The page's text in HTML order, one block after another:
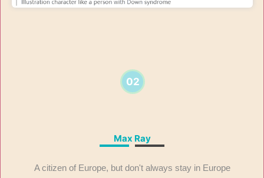
02
Max Ray
A citizen of Europe, but don't always stay in Europe